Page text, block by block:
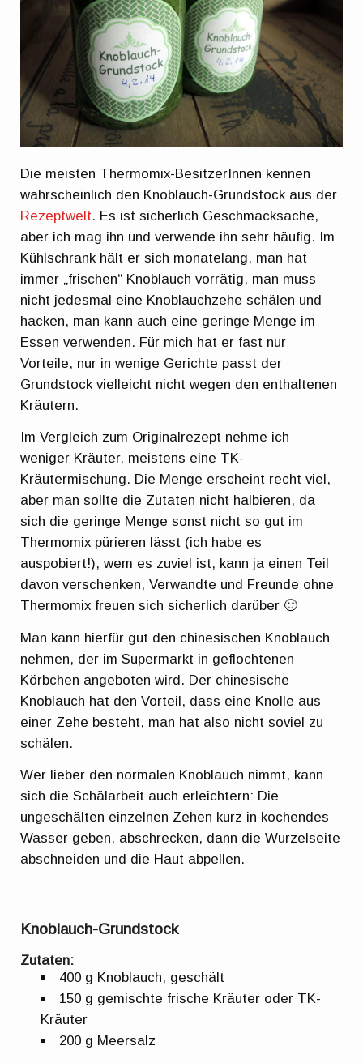
Die meisten Thermomix-BesitzerInnen kennen
wahrscheinlich den Knoblauch-Grundstock aus der
Rezeptwelt. Es ist sicherlich Geschmacksache,
aber ich mag ihn und verwende ihn sehr häufig. Im
Kühlschrank hält er sich monatelang, man hat
immer „frischen“ Knoblauch vorrätig, man muss
nicht jedesmal eine Knoblauchzehe schälen und
hacken, man kann auch eine geringe Menge im
Essen verwenden. Für mich hat er fast nur
Vorteile, nur in wenige Gerichte passt der
Grundstock vielleicht nicht wegen den enthaltenen
Kräutern.
Im Vergleich zum Originalrezept nehme ich
weniger Kräuter, meistens eine TK-
Kräutermischung. Die Menge erscheint recht viel,
aber man sollte die Zutaten nicht halbieren, da
sich die geringe Menge sonst nicht so gut im
Thermomix pürieren lässt (ich habe es
auspobiert!), wem es zuviel ist, kann ja einen Teil
davon verschenken, Verwandte und Freunde ohne
Thermomix freuen sich sicherlich darüber 🙂
Man kann hierfür gut den chinesischen Knoblauch
nehmen, der im Supermarkt in geflochtenen
Körbchen angeboten wird. Der chinesische
Knoblauch hat den Vorteil, dass eine Knolle aus
einer Zehe besteht, man hat also nicht soviel zu
schälen.
Wer lieber den normalen Knoblauch nimmt, kann
sich die Schälarbeit auch erleichtern: Die
ungeschälten einzelnen Zehen kurz in kochendes
Wasser geben, abschrecken, dann die Wurzelseite
abschneiden und die Haut abpellen.
Knoblauch-Grundstock
Zutaten:
400 g Knoblauch, geschält
150 g gemischte frische Kräuter oder TK-
Kräuter
200 g Meersalz